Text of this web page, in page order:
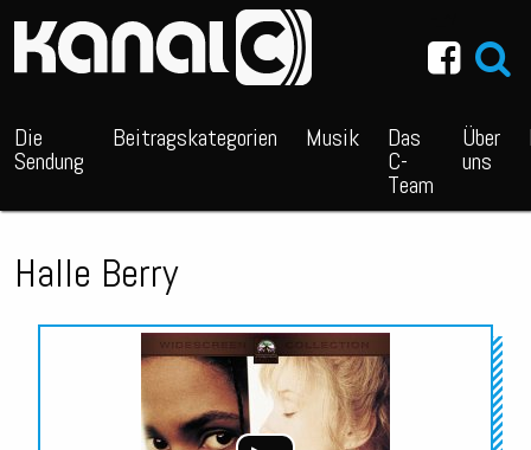
Die
Sendung
Beitragskategorien Musik Das
C-
Team
Über
uns
Halle Berry
Player